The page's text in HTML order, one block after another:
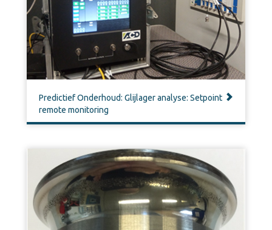
Predictief Onderhoud: Glijlager analyse: Setpoint
remote monitoring